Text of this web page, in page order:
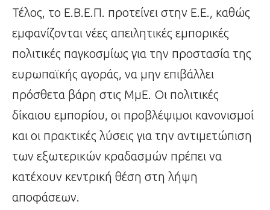
Τέλος, το Ε.Β.Ε.Π. προτείνει στην Ε.Ε., καθώς
εμφανίζονται νέες απειλητικές εμπορικές
πολιτικές παγκοσμίως για την προστασία της
ευρωπαϊκής αγοράς, να μην επιβάλλει
πρόσθετα βάρη στις ΜμΕ. Οι πολιτικές
δίκαιου εμπορίου, οι προβλέψιμοι κανονισμοί
και οι πρακτικές λύσεις για την αντιμετώπιση
των εξωτερικών κραδασμών πρέπει να
κατέχουν κεντρική θέση στη λήψη
αποφάσεων.